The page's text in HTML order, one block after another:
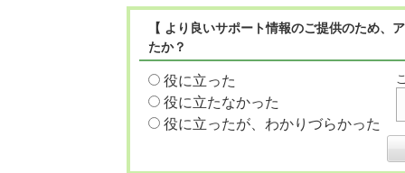
【 より良いサポート情報のご提供のため
たか？
役に立った
役に立たなかった
役に立ったが、わかりづらかった